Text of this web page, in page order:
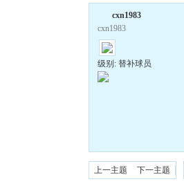
cxn1983
cxn1983
级别: 替补球员
上一主题 下一主题